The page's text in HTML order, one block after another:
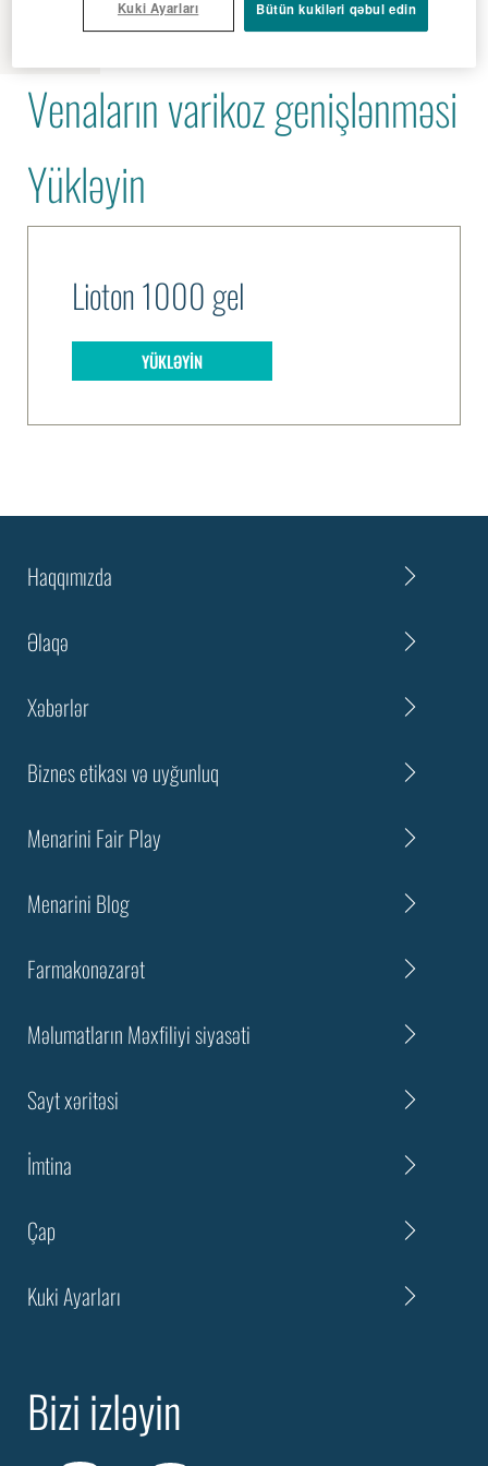
Venaların varikoz genişlənməsi
Yükləyin
Lioton 1000 gel
YÜKLƏYIN
Haqqımızda
Əlaqə
Xəbərlər
Biznes etikası və uyğunluq
Menarini Fair Play
Menarini Blog
Farmakonəzarət
Məlumatların Məxfiliyi siyasəti
Sayt xəritəsi
İmtina
Çap
Kuki Ayarları
Bizi izləyin
Kuki Ayarları Bütün kukiləri qəbul edin